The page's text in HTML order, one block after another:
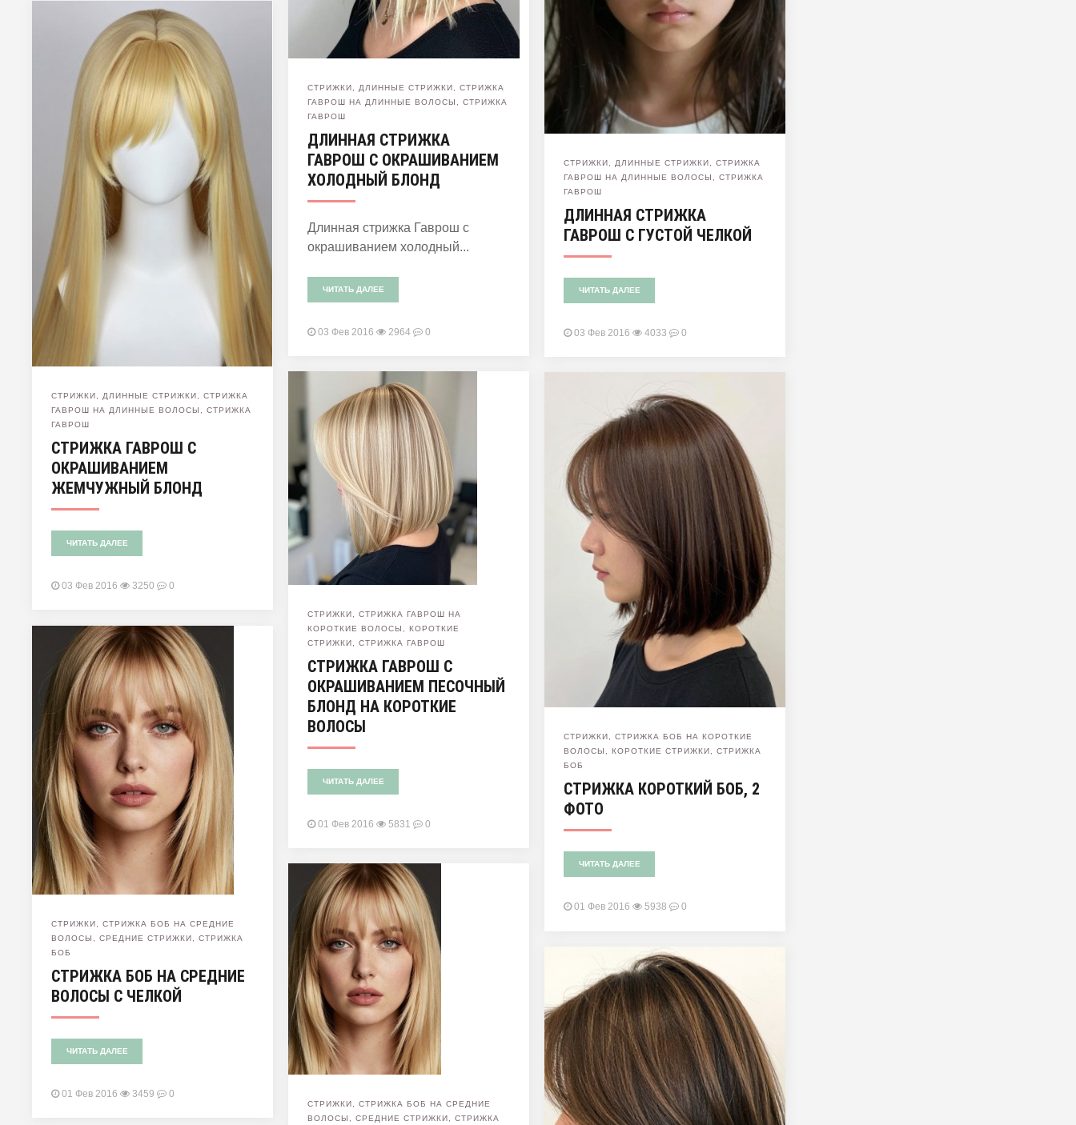
СТРИЖКИ ДЛИННЫЕ СТРИЖКИ ,СТРИЖКА
ГАВРОШ НА ДЛИННЫЕ ВОЛОСЫ
,СТРИЖКА
ГАВРОШ
ДЛИННАЯ СТРИЖКА
ГАВРОШ С ОКРАШИВАНИЕМ
ХОЛОДНЫЙ БЛОНД
Длинная стрижка Гаврош с
окрашиванием холодный...
ЧИТАТЬ ДАЛЕЕ
03 Фев 2016 2964 0
СТРИЖКИ ДЛИННЫЕ СТРИЖКИ ,СТРИЖКА
ГАВРОШ НА ДЛИННЫЕ ВОЛОСЫ
,СТРИЖКА
ГАВРОШ
ДЛИННАЯ СТРИЖКА
ГАВРОШ С ГУСТОЙ ЧЕЛКОЙ
ЧИТАТЬ ДАЛЕЕ
03 Фев 2016 4033 0
СТРИЖКИ,ДЛИННЫЕ СТРИЖКИ,СТРИЖКА
ГАВРОШ НА ДЛИННЫЕ ВОЛОСЫ ,СТРИЖКА
ГАВРОШ
СТРИЖКА ГАВРОШ С
ОКРАШИВАНИЕМ
ЖЕМЧУЖНЫЙ БЛОНД
ЧИТАТЬ ДАЛЕЕ
03 Фев 2016 3250 0
СТРИЖКИ ,СТРИЖКА ГАВРОШ НА
КОРОТКИЕ ВОЛОСЫ
,КОРОТКИЕ
СТРИЖКИ
,СТРИЖКА ГАВРОШ
СТРИЖКА ГАВРОШ С
ОКРАШИВАНИЕМ ПЕСОЧНЫЙ
БЛОНД НА КОРОТКИЕ
ВОЛОСЫ
ЧИТАТЬ ДАЛЕЕ
01 Фев 2016 5831 0
СТРИЖКИ ,СТРИЖКА БОБ НА КОРОТКИЕ
ВОЛОСЫ , КОРОТКИЕ СТРИЖКИ ,СТРИЖКА
БОБ
СТРИЖКА КОРОТКИЙ БОБ, 2
ФОТО
ЧИТАТЬ ДАЛЕЕ
01 Фев 2016 5938 0
СТРИЖКИ ,СТРИЖКА БОБ НА СРЕДНИЕ
ВОЛОСЫ
,СРЕДНИЕ СТРИЖКИ ,СТРИЖКА
БОБ
СТРИЖКА БОБ НА СРЕДНИЕ
ВОЛОСЫ С ЧЕЛКОЙ
ЧИТАТЬ ДАЛЕЕ
01 Фев 2016 3459 0
СТРИЖКИ ,СТРИЖКА БОБ НА СРЕДНИЕ
ВОЛОСЫ
,СРЕДНИЕ СТРИЖКИ ,СТРИЖКА